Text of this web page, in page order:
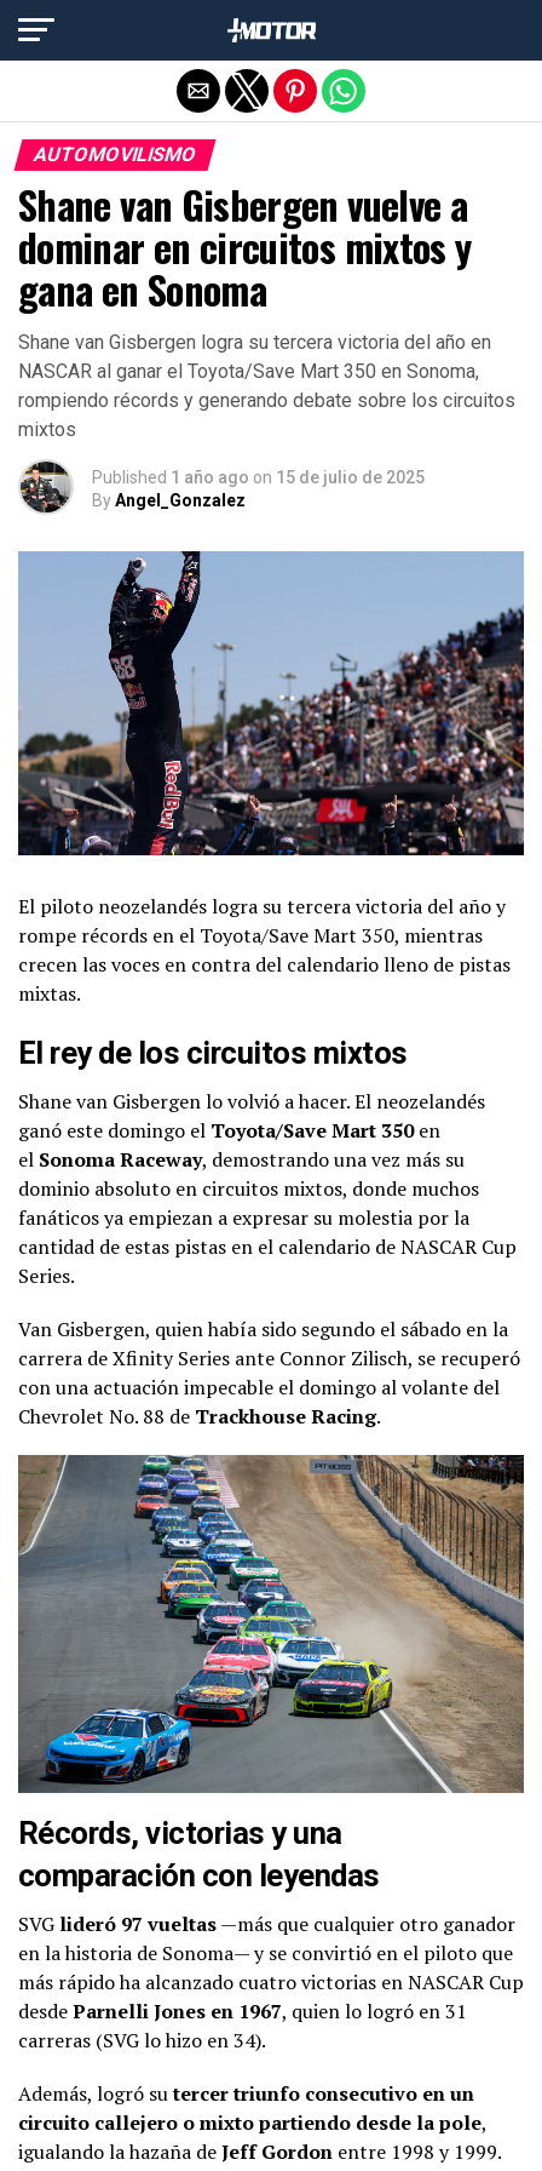
AUTOMOVILISMO
Shane van Gisbergen vuelve a
dominar en circuitos mixtos y
gana en Sonoma
Shane van Gisbergen logra su tercera victoria del año en
NASCAR al ganar el Toyota/Save Mart 350 en Sonoma,
rompiendo récords y generando debate sobre los circuitos
mixtos
Published 1 año ago on 15 de julio de 2025
ByAngel_Gonzalez
El piloto neozelandés logra su tercera victoria del año y
rompe récords en el Toyota/Save Mart 350, mientras
crecen las voces en contra del calendario lleno de pistas
mixtas.
El rey de los circuitos mixtos
Shane van Gisbergen lo volvió a hacer. El neozelandés
ganó este domingo el Toyota/Save Mart 350en
el Sonoma Raceway, demostrando una vez más su
dominio absoluto en circuitos mixtos, donde muchos
fanáticos ya empiezan a expresar su molestia por la
cantidad de estas pistas en el calendario de NASCAR Cup
Series.
Van Gisbergen, quien había sido segundo el sábado en la
carrera de Xfinity Series ante Connor Zilisch, se recuperó
con una actuación impecable el domingo al volante del
Chevrolet No. 88 de Trackhouse Racing.
Récords, victorias y una
comparación con leyendas
SVG lideró 97 vueltas—más que cualquier otro ganador
en la historia de Sonoma— y se convirtió en el piloto que
más rápido ha alcanzado cuatro victorias en NASCAR Cup
desdeParnelli Jones en 1967, quien lo logró en 31
carreras (SVG lo hizo en 34).
Además, logró sutercer triunfo consecutivo en un
circuito callejero o mixto partiendo desde la pole,
igualando la hazaña deJeff Gordon entre 1998 y 1999.
Salir de la versión móvil